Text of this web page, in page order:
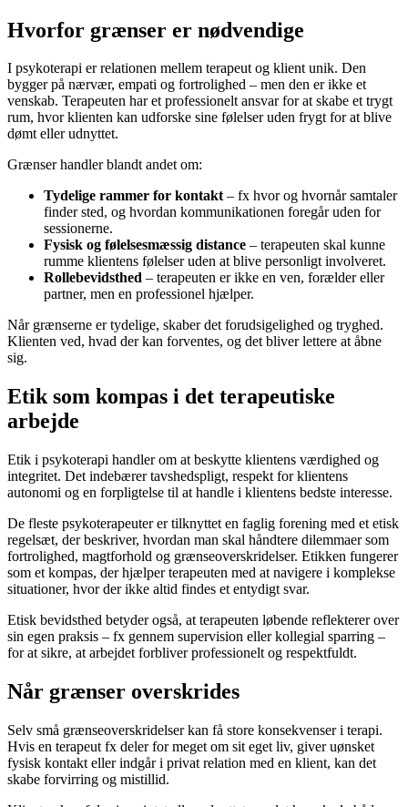
Hvorfor grænser er nødvendige
I psykoterapi er relationen mellem terapeut og klient unik. Den
bygger på nærvær, empati og fortrolighed – men den er ikke et
venskab. Terapeuten har et professionelt ansvar for at skabe et trygt
rum, hvor klienten kan udforske sine følelser uden frygt for at blive
dømt eller udnyttet.
Grænser handler blandt andet om:
Tydelige rammer for kontakt– fx hvor og hvornår samtaler
finder sted, og hvordan kommunikationen foregår uden for
sessionerne.
Fysisk og følelsesmæssig distance – terapeuten skal kunne
rumme klientens følelser uden at blive personligt involveret.
Rollebevidsthed – terapeuten er ikke en ven, forælder eller
partner, men en professionel hjælper.
Når grænserne er tydelige, skaber det forudsigelighed og tryghed.
Klienten ved, hvad der kan forventes, og det bliver lettere at åbne
sig.
Etik som kompas i det terapeutiske
arbejde
Etik i psykoterapi handler om at beskytte klientens værdighed og
integritet. Det indebærer tavshedspligt, respekt for klientens
autonomi og en forpligtelse til at handle i klientens bedste interesse.
De fleste psykoterapeuter er tilknyttet en faglig forening med et etisk
regelsæt, der beskriver, hvordan man skal håndtere dilemmaer som
fortrolighed, magtforhold og grænseoverskridelser. Etikken fungerer
som et kompas, der hjælper terapeuten med at navigere i komplekse
situationer, hvor der ikke altid findes et entydigt svar.
Etisk bevidsthed betyder også, at terapeuten løbende reflekterer over
sin egen praksis – fx gennem supervision eller kollegial sparring –
for at sikre, at arbejdet forbliver professionelt og respektfuldt.
Når grænser overskrides
Selv små grænseoverskridelser kan få store konsekvenser i terapi.
Hvis en terapeut fx deler for meget om sit eget liv, giver uønsket
fysisk kontakt eller indgår i privat relation med en klient, kan det
skabe forvirring og mistillid.